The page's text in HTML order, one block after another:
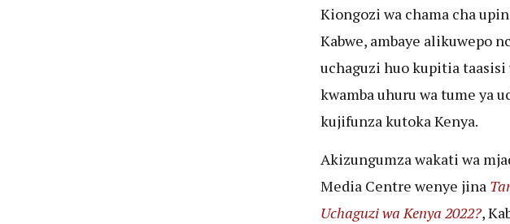
Kiongozi wa chama cha
Kabwe, ambaye alikuwepo
uchaguzi huo kupitia
kwamba uhuru wa tume ya
kujifunza kutoka Kenya.
Akizungumza wakati wa
Media Centre wenye jina
Uchaguzi wa Kenya 2022?,